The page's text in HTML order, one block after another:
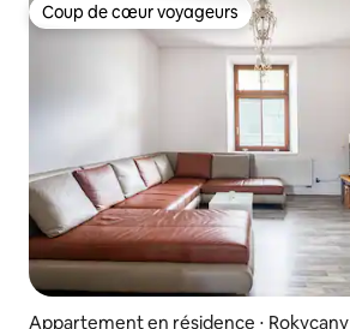
Coup de cœur voyageurs
Coup de cœur voyageurs
Appartement en résidence ⋅ Rokycany